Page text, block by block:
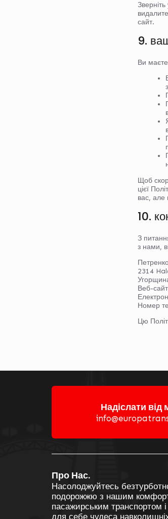
сайт.
9.
Ви
Щоб
цієї
вас, але
10.
З
з нами,
2314
Веб-
Номер
Цю
Надіслати від
Про Нас.
Насолоджуйтесь
подорожжю з нашим
пасажирським транспортом і
для себе чудеса